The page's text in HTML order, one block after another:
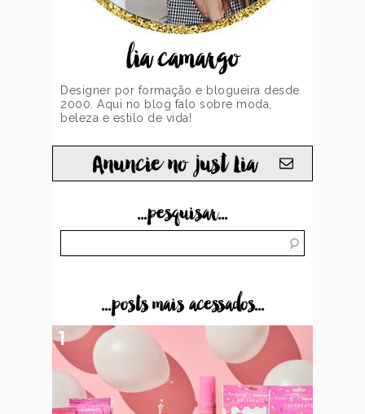
lia camargo
Designer por formação e blogueira desde
2000. Aqui no blog falo sobre moda,
beleza e estilo de vida!
Anuncie no just Lia
...pesquisar...
...posts mais acessados...
1